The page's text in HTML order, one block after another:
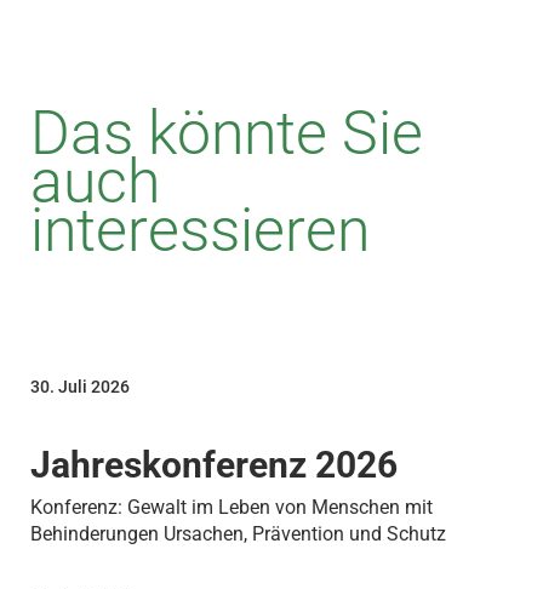
Das könnte Sie
auch
interessieren
Jahreskonferenz 2026
30. Juli 2026
Konferenz: Gewalt im Leben von Menschen mit
Behinderungen Ursachen, Prävention und Schutz